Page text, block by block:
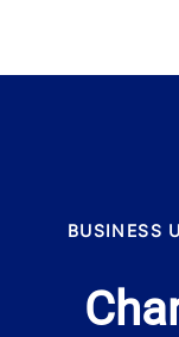
BUSINESS